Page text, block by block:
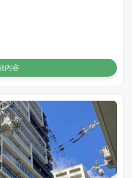
內容